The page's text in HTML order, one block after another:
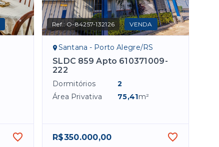
Ref.:O-84257-132126 VENDA
Santana - Porto Alegre/RS
SLDC 859 Apto 610371009-
222
Dormitórios
2
Área Privativa
75,41m²
R$350.000,00